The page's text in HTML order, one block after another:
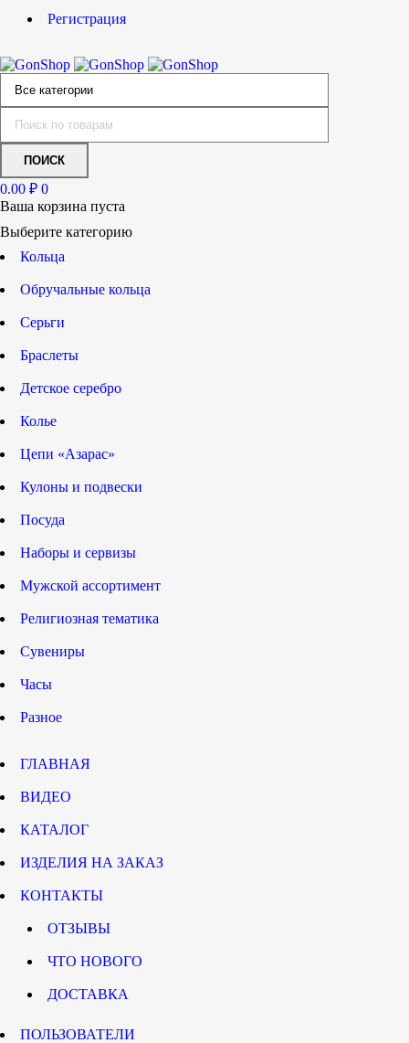
Регистрация
0.00 ₽ 0
Ваша корзина пуста
Выберите категорию
Кольца
Обручальные кольца
Серьги
Браслеты
Детское серебро
Колье
Цепи «Азарас»
Кулоны и подвески
Посуда
Наборы и сервизы
Мужской ассортимент
Религиозная тематика
Сувениры
Часы
Разное
ГЛАВНАЯ
ВИДЕО
КАТАЛОГ
ИЗДЕЛИЯ НА ЗАКАЗ
КОНТАКТЫ
ОТЗЫВЫ
ЧТО НОВОГО
ДОСТАВКА
ПОЛЬЗОВАТЕЛИ